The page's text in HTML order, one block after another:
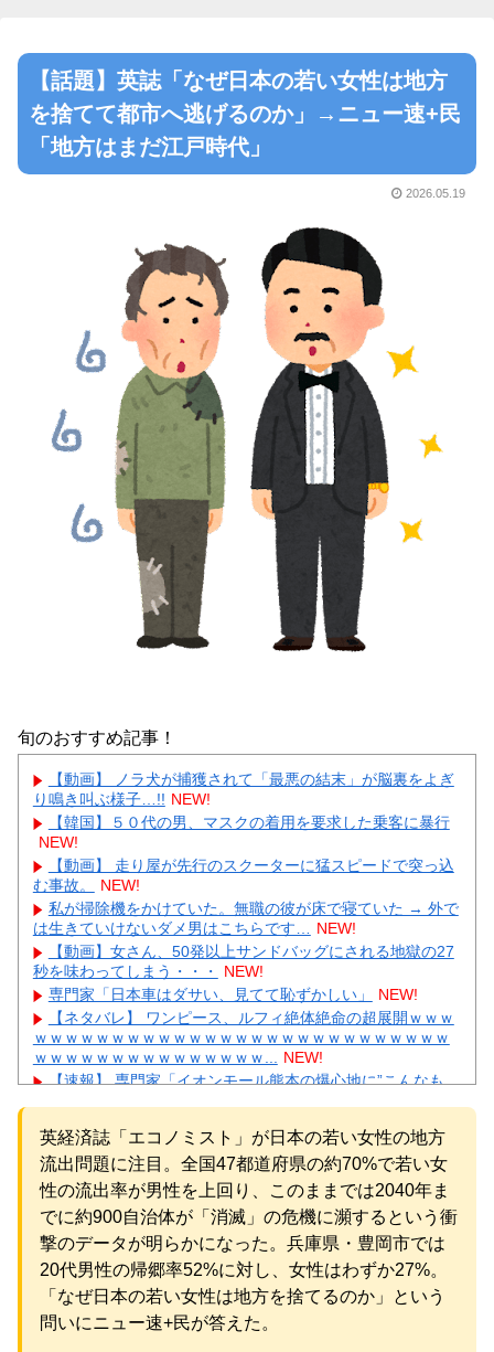
【話題】英誌「なぜ日本の若い女性は地方
を捨てて都市へ逃げるのか」→ニュー速+民
「地方はまだ江戸時代」
2026.05.19
旬のおすすめ記事！
【動画】 ノラ犬が捕獲されて「最悪の結末」が脳裏をよぎ
り鳴き叫ぶ様子…!! NEW!
【韓国】５０代の男、マスクの着用を要求した乗客に暴行
NEW!
【動画】 走り屋が先行のスクーターに猛スピードで突っ込
む事故。
NEW!
私が掃除機をかけていた。無職の彼が床で寝ていた → 外で
は生きていけないダメ男はこちらです…
NEW!
【動画】女さん、50発以上サンドバッグにされる地獄の27
秒を味わってしまう・・・
NEW!
専門家「日本車はダサい、見てて恥ずかしい」
NEW!
【ネタバレ】 ワンピース、ルフィ絶体絶命の超展開ｗｗｗ
ｗｗｗｗｗｗｗｗｗｗｗｗｗｗｗｗｗｗｗｗｗｗｗｗｗｗｗ
ｗｗｗｗｗｗｗｗｗｗｗｗｗｗｗ...
NEW!
【速報】 専門家「イオンモール熊本の爆心地に”こんなも
ｗｗｗ NEW!
内田梨瑚受刑者「社会に戻りたいです」 NEW!
【物議】広末涼子まさかの地上波復帰→”次男の言葉”にガル
民大激論ｗｗｗ NEW!
【衝撃】｢ブラに5000円は贅沢｣と妻を叱った夫→まさかの
正体にガル民が大激怒ｗｗｗ NEW!
元AKB社長、22億円申告漏れ 乃木坂46運営会社の株式を
パチンコ京楽産業に譲渡【ノース・リバー】【窪田康志】
元AKB社長、22億円申告漏れ 乃木坂46運営会社の株式を
英経済誌「エコノミスト」が日本の若い女性の地方
流出問題に注目。全国47都道府県の約70%で若い女
性の流出率が男性を上回り、このままでは2040年ま
でに約900自治体が「消滅」の危機に瀕するという衝
撃のデータが明らかになった。兵庫県・豊岡市では
20代男性の帰郷率52%に対し、女性はわずか27%。
「なぜ日本の若い女性は地方を捨てるのか」という
問いにニュー速+民が答えた。